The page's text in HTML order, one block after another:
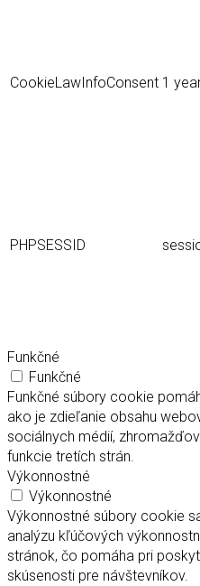
CookieLawInfoConsent 1
PHPSESSID
Funkčné
Funkčné
Funkčné súbory cookie
ako je zdieľanie obsahu
sociálnych médií,
funkcie tretích strán.
Výkonnostné
Výkonnostné
Výkonnostné súbory cookie
analýzu kľúčových
stránok, čo pomáha pri
skúsenosti pre návštevníkov.